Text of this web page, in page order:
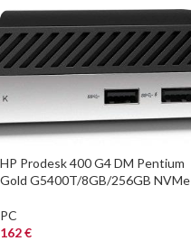
HP Prodesk 400 G4 DM Pentium
Gold G5400T/8GB/256GB NVMe
PC
162€